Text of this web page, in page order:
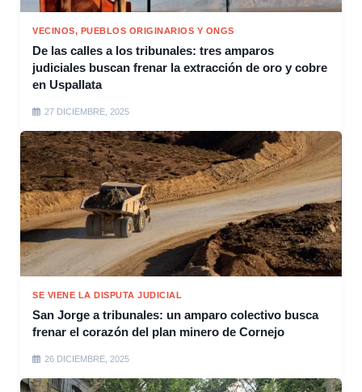
VECINOS, PUEBLOS ORIGINARIOS Y ONGS
De las calles a los tribunales: tres amparos
judiciales buscan frenar la extracción de oro y cobre
en Uspallata
27 DICIEMBRE, 2025
SE VIENE LA DISPUTA JUDICIAL
San Jorge a tribunales: un amparo colectivo busca
frenar el corazón del plan minero de Cornejo
26 DICIEMBRE, 2025